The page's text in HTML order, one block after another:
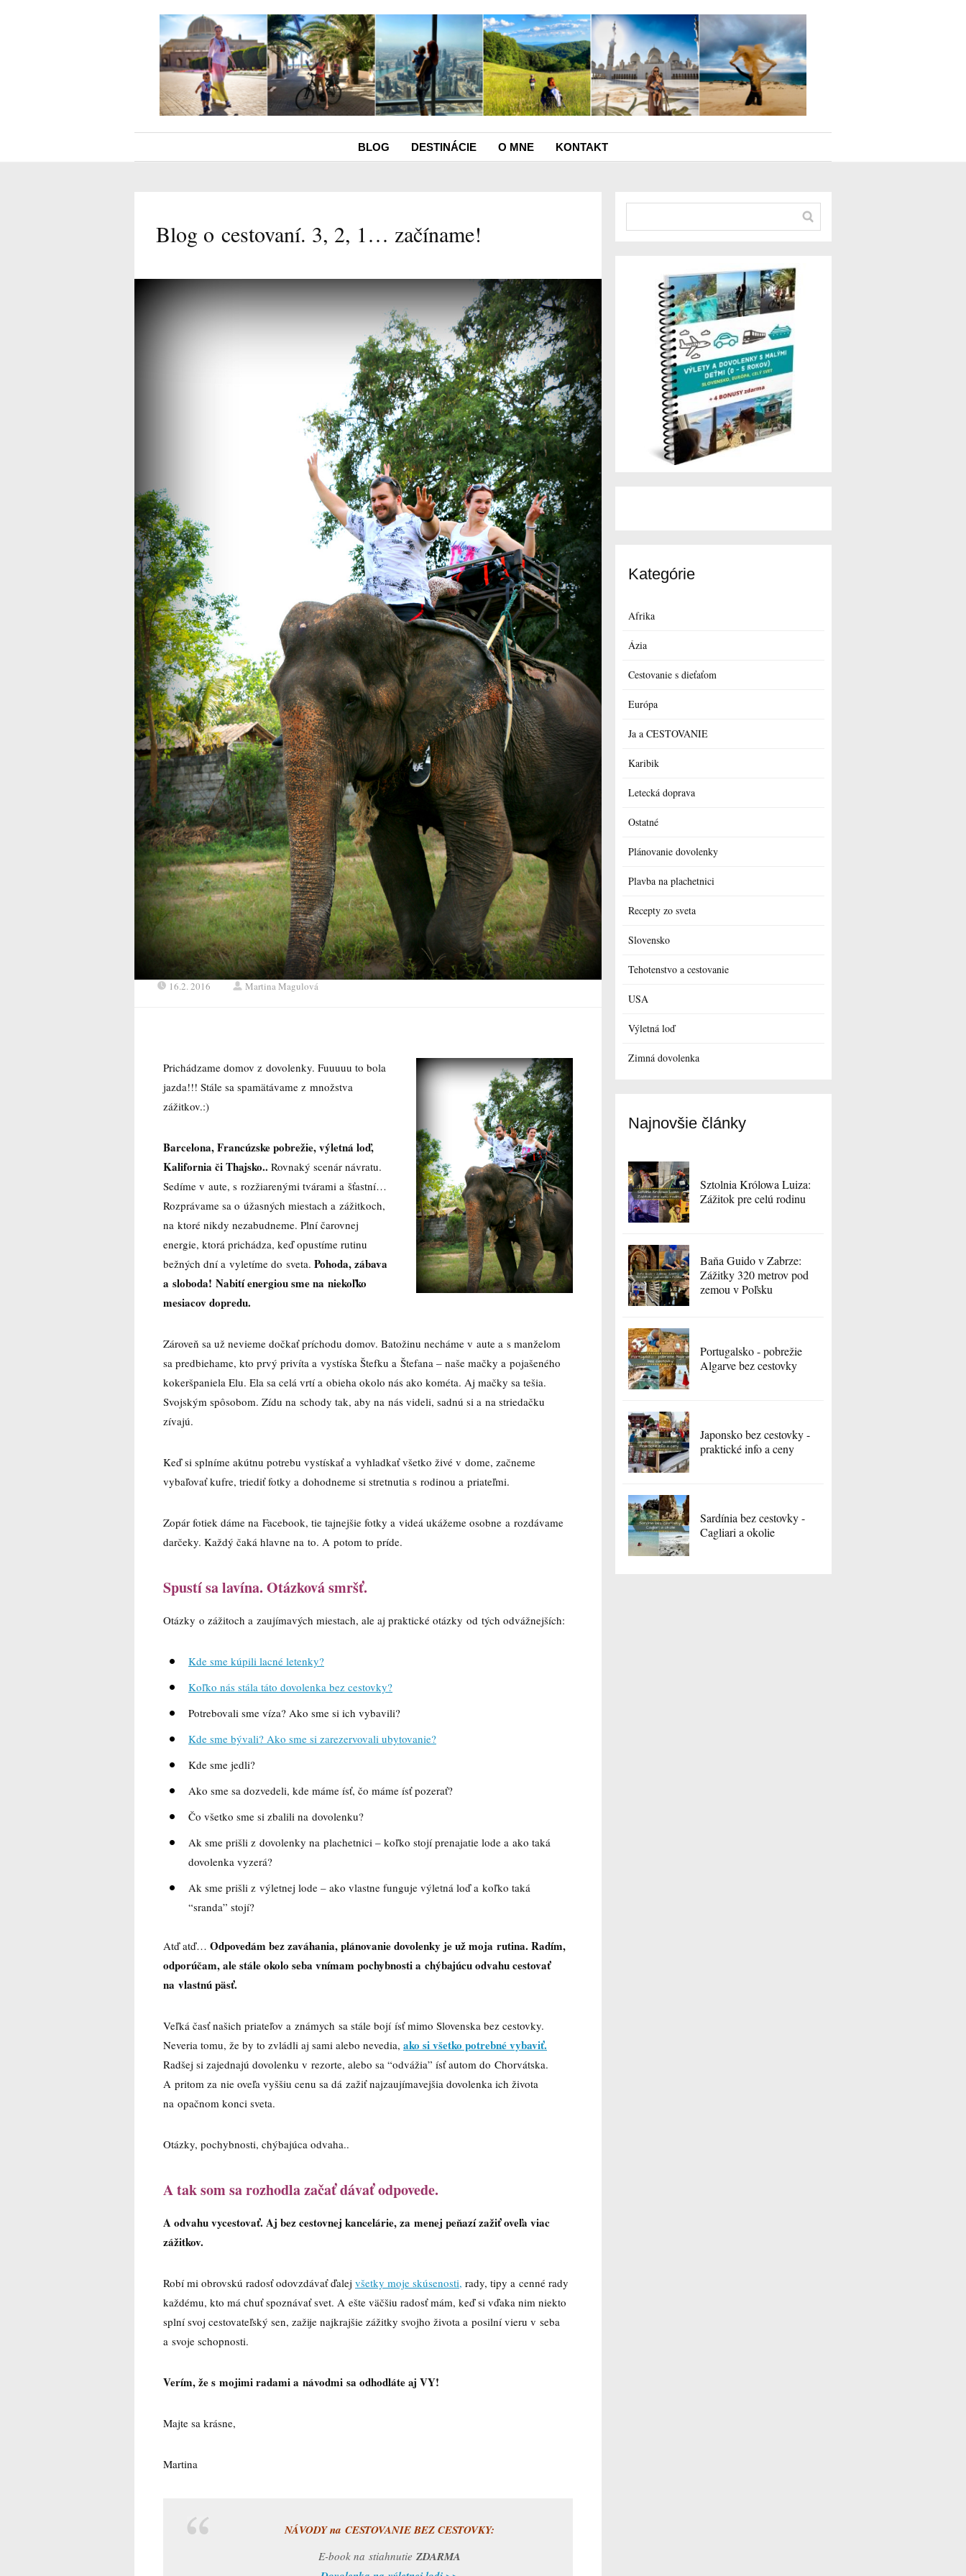
BLOG DESTINÁCIE O MNE KONTAKT
Blog o cestovaní. 3, 2, 1… začíname!
16.2. 2016 Martina Magulová
Prichádzame domov z dovolenky. Fuuuuu to bola
jazda!!! Stále sa spamätávame z množstva
zážitkov.:)
Barcelona, Francúzske pobrežie, výletná loď,
Kalifornia či Thajsko.. Rovnaký scenár návratu.
Sedíme v aute, s rozžiarenými tvárami a šťastní…
Rozprávame sa o úžasných miestach a zážitkoch,
na ktoré nikdy nezabudneme. Plní čarovnej
energie, ktorá prichádza, keď opustíme rutinu
bežných dní a vyletíme do sveta. Pohoda, zábava
a sloboda! Nabití energiou sme na niekoľko
mesiacov dopredu.
Zároveň sa už nevieme dočkať príchodu domov. Batožinu necháme v aute a s manželom
sa predbiehame, kto prvý privíta a vystíska Štefku a Štefana – naše mačky a pojašeného
kokeršpaniela Elu. Ela sa celá vrtí a obieha okolo nás ako kométa. Aj mačky sa tešia.
Svojským spôsobom. Zídu na schody tak, aby na nás videli, sadnú si a na striedačku
zívajú.
Keď si splníme akútnu potrebu vystískať a vyhladkať všetko živé v dome, začneme
vybaľovať kufre, triediť fotky a dohodneme si stretnutia s rodinou a priateľmi.
Zopár fotiek dáme na Facebook, tie tajnejšie fotky a videá ukážeme osobne a rozdávame
darčeky. Každý čaká hlavne na to. A potom to príde.
Spustí sa lavína. Otázková smršť.
Otázky o zážitoch a zaujímavých miestach, ale aj praktické otázky od tých odvážnejších:
Kde sme kúpili lacné letenky?
Koľko nás stála táto dovolenka bez cestovky?
Potrebovali sme víza? Ako sme si ich vybavili?
Kde sme bývali? Ako sme si zarezervovali ubytovanie?
Kde sme jedli?
Ako sme sa dozvedeli, kde máme ísť, čo máme ísť pozerať?
Čo všetko sme si zbalili na dovolenku?
Ak sme prišli z dovolenky na plachetnici – koľko stojíprenajatie lode a ako taká
dovolenka vyzerá?
Ak sme prišli z výletnej lode – ako vlastne funguje výletná loď a koľko taká
“sranda” stojí?
Atď atď… Odpovedám bez zaváhania, plánovanie dovolenky je už moja rutina. Radím,
odporúčam, ale stále okolo seba vnímam pochybnosti a chýbajúcu odvahu cestovať
na vlastnú päsť.
Veľká časť našich priateľov a známych sa stále bojí ísť mimo Slovenska bez cestovky.
Neveria tomu, že by to zvládli aj sami alebo nevedia, ako si všetko potrebné vybaviť.
Radšej si zajednajú dovolenku v rezorte, alebo sa “odvážia” ísť autom do Chorvátska.
A pritom za nie oveľa vyššiu cenu sa dá zažiť najzaujímavejšia dovolenka ich života
na opačnom konci sveta.
Otázky, pochybnosti, chýbajúca odvaha..
A tak som sa rozhodla začať dávať odpovede.
A odvahu vycestovať. Aj bez cestovnej kancelárie, za menej peňazí zažiť oveľa viac
zážitkov.
Robí mi obrovskú radosť odovzdávať ďalej všetky moje skúsenosti, rady, tipy a cenné rady
každému, kto má chuť spoznávať svet. A ešte väčšiu radosť mám, keď si vďaka nim niekto
splní svoj cestovateľský sen, zažije najkrajšie zážitky svojho života a posilní vieru v seba
a svoje schopnosti.
Verím, že s mojimi radami a návodmi sa odhodláte aj VY!
Majte sa krásne,
Martina
NÁVODY na CESTOVANIE BEZ CESTOVKY:
E-book na stiahnutie ZDARMA
Kategórie
Afrika
Ázia
Cestovanie s dieťaťom
Európa
Ja a CESTOVANIE
Karibik
Letecká doprava
Ostatné
Plánovanie dovolenky
Plavba na plachetnici
Recepty zo sveta
Slovensko
Tehotenstvo a cestovanie
USA
Výletná loď
Zimná dovolenka
Najnovšie články
Sztolnia Królowa Luiza:
Zážitok pre celú rodinu
Baňa Guido v Zabrze:
Zážitky 320 metrov pod
zemou v Poľsku
Portugalsko - pobrežie
Algarve bez cestovky
Japonsko bez cestovky -
praktické info a ceny
Sardínia bez cestovky -
Cagliari a okolie